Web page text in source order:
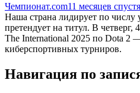
Чемпионат.com11 месяцев спустя
Наша страна лидирует по
претендует на титул. В четверг,
The International 2025 по Dota 2
киберспортивных турниров.
Навигация по